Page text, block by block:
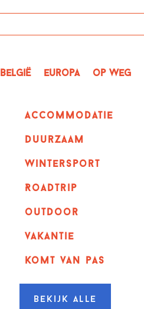
België Europa op Weg
Accommodatie
Duurzaam
wintersport
Roadtrip
outdoor
vakantie
komt van pas
Bekijk alle